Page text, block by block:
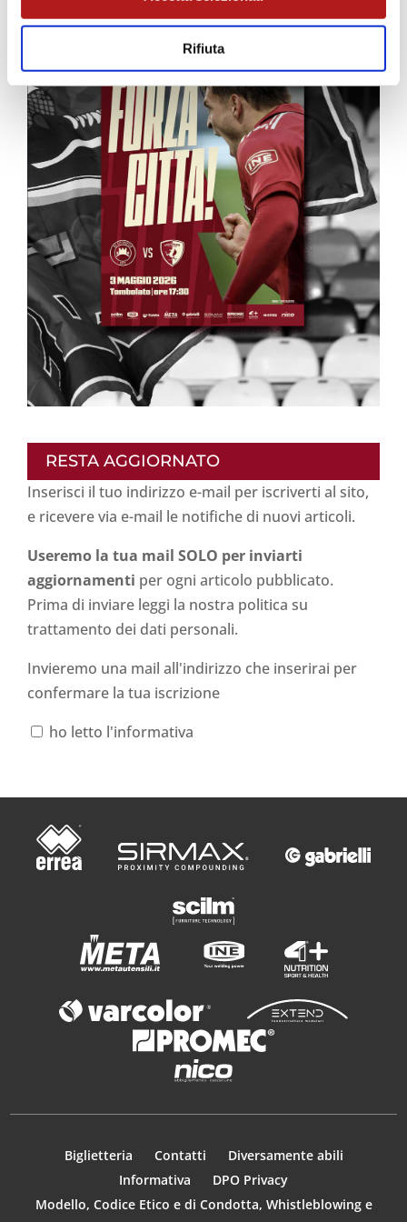
Rifiuta
RESTA AGGIORNATO
Inserisci il tuo indirizzo e-mail per iscriverti al sito,
e ricevere via e-mail le notifiche di nuovi articoli.
Useremo la tua mail SOLO per inviarti
aggiornamenti per ogni articolo pubblicato.
Prima di inviare leggi la nostra politica su
trattamento dei dati personali.
Invieremo una mail all'indirizzo che inserirai per
confermare la tua iscrizione
ho letto l'informativa
Biglietteria Contatti
Diversamente abili
Informativa
DPO Privacy
Modello, Codice Etico e di Condotta, Whistleblowing e